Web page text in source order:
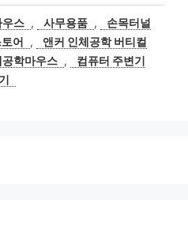
우스 , 사무용품 ,
손목터널
어 ,
앤커 인체공학 버티컬
공학마우스 ,
컴퓨터 주변기
기